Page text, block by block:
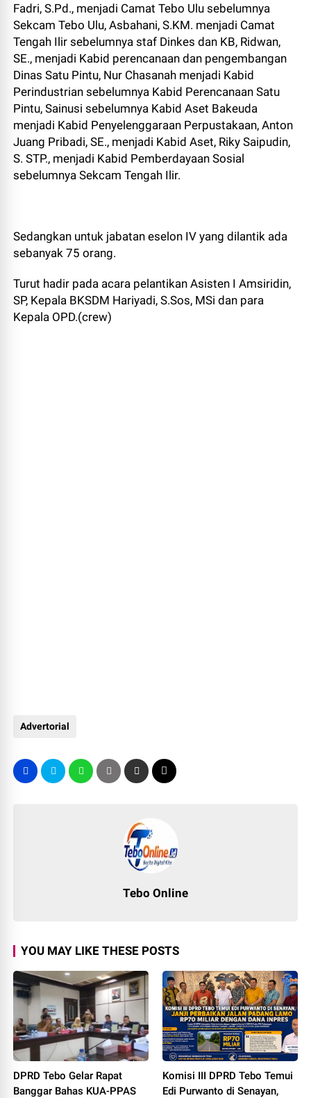
Fadri, S.Pd., menjadi Camat Tebo Ulu sebelumnya
Sekcam Tebo Ulu, Asbahani, S.KM. menjadi Camat
Tengah Ilir sebelumnya staf Dinkes dan KB, Ridwan,
SE., menjadi Kabid perencanaan dan pengembangan
Dinas Satu Pintu, Nur Chasanah menjadi Kabid
Perindustrian sebelumnya Kabid Perencanaan Satu
Pintu, Sainusi sebelumnya Kabid Aset Bakeuda
menjadi Kabid Penyelenggaraan Perpustakaan, Anton
Juang Pribadi, SE., menjadi Kabid Aset, Riky Saipudin,
S. STP., menjadi Kabid Pemberdayaan Sosial
sebelumnya Sekcam Tengah Ilir.
Sedangkan untuk jabatan eselon IV yang dilantik ada
sebanyak 75 orang.
Turut hadir pada acara pelantikan Asisten I Amsiridin,
SP, Kepala BKSDM Hariyadi, S.Sos, MSi dan para
Kepala OPD.(crew)
Advertorial
Tebo Online
YOU MAY LIKE THESE POSTS
DPRD Tebo Gelar Rapat
Banggar Bahas KUA-PPAS
Komisi III DPRD Tebo Temui
Edi Purwanto di Senayan,